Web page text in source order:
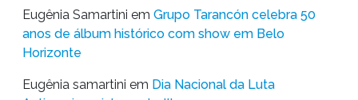
Eugênia Samartini em Grupo Tarancón celebra 50
anos de álbum histórico com show em Belo
Horizonte
Eugênia samartini em Dia Nacional da Luta